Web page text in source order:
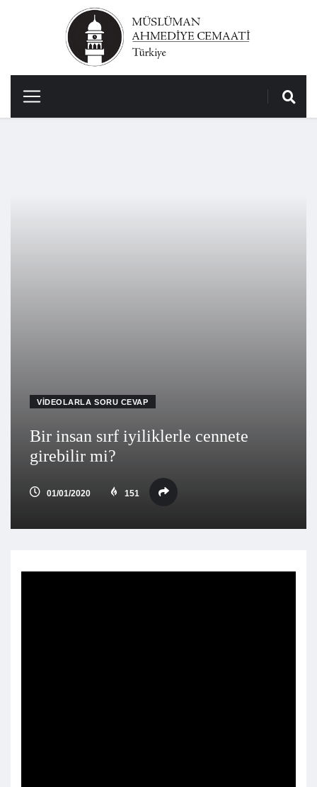
VIDEOLARLA SORU CEVAP
Bir insan sırf iyiliklerle cennete
girebilir mi?
01/01/2020 151